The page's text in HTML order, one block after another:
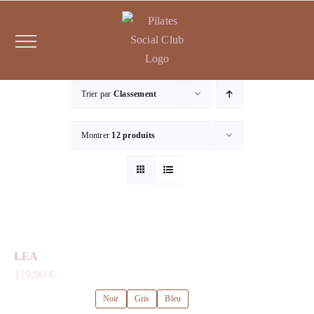
contenu
Trier par Classement
Montrer 12 produits
LEA
119,90 €
Noir Gris Bleu